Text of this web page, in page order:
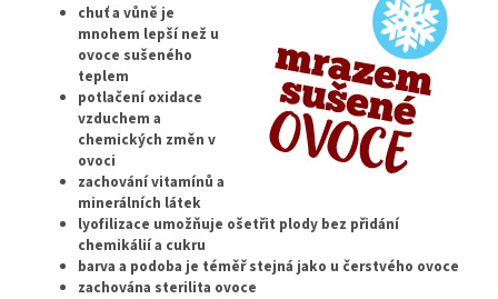
chuť a vůně je
mnohem lepší než u
ovoce sušeného
teplem
potlačení oxidace
vzduchem a
chemických změn v
ovoci
zachování vitamínů a
minerálních látek
lyofilizace umožňuje ošetřit plody bez přidání
chemikálií a cukru
barva a podoba je téměř stejná jako u čerstvého ovoce
zachována sterilita ovoce